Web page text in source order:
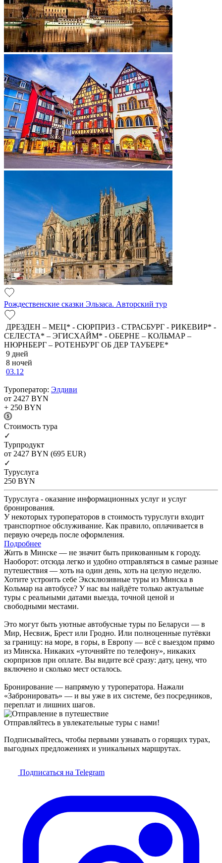
Рождественские сказки Эльзаса. Авторский тур
ДРЕЗДЕН – МЕЦ* - СЮРПРИЗ - СТРАСБУРГ - РИКЕВИР* -
СЕЛЕСТА* – ЭГИСХАЙМ* - ОБЕРНЕ – КОЛЬМАР –
НЮРНБЕРГ – РОТЕНБУРГ ОБ ДЕР ТАУБЕРЕ*
9 дней
8 ночей
03.12
Туроператор: Элдиви
от 2427 BYN
+ 250 BYN
Cтоимость тура
✓
Турпродукт
от 2427 BYN (695 EUR)
✓
Туруслуга
250 BYN
Туруслуга - оказание информационных услуг и услуг
бронирования.
У некоторых туроператоров в стоимость туруслуги входит
транспортное обслуживание. Как правило, оплачивается в
первую очередь после оформления.
Подробнее
Жить в Минске — не значит быть прикованным к городу.
Наоборот: отсюда легко и удобно отправляться в самые разные
путешествия — хоть на один день, хоть на целую неделю.
Хотите устроить себе Эксклюзивные туры из Минска в
Кольмар на автобусе? У нас вы найдёте только актуальные
туры с реальными датами выезда, точной ценой и
свободными местами.
Это могут быть уютные автобусные туры по Беларуси — в
Мир, Несвиж, Брест или Гродно. Или полноценные путёвки
за границу: на море, в горы, в Европу — всё с выездом прямо
из Минска. Никаких «уточняйте по телефону», никаких
сюрпризов при оплате. Вы видите всё сразу: дату, цену, что
включено и сколько мест осталось.
Бронирование — напрямую у туроператора. Нажали
«Забронировать» — и вы уже в их системе, без посредников,
переплат и лишних шагов.
Отправляйтесь в увлекательные туры с нами!
Подписывайтесь, чтобы первыми узнавать о горящих турах,
выгодных предложениях и уникальных маршрутах.
Подписаться на Telegram